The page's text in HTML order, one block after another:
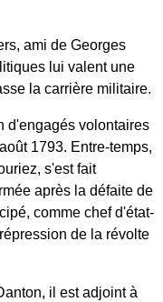
ami de Georges
lui valent une
la carrière militaire.
d'engagés volontaires
1793. Entre-temps,
s'est fait
après la défaite de
comme chef d'état-
de la révolte
il est adjoint à